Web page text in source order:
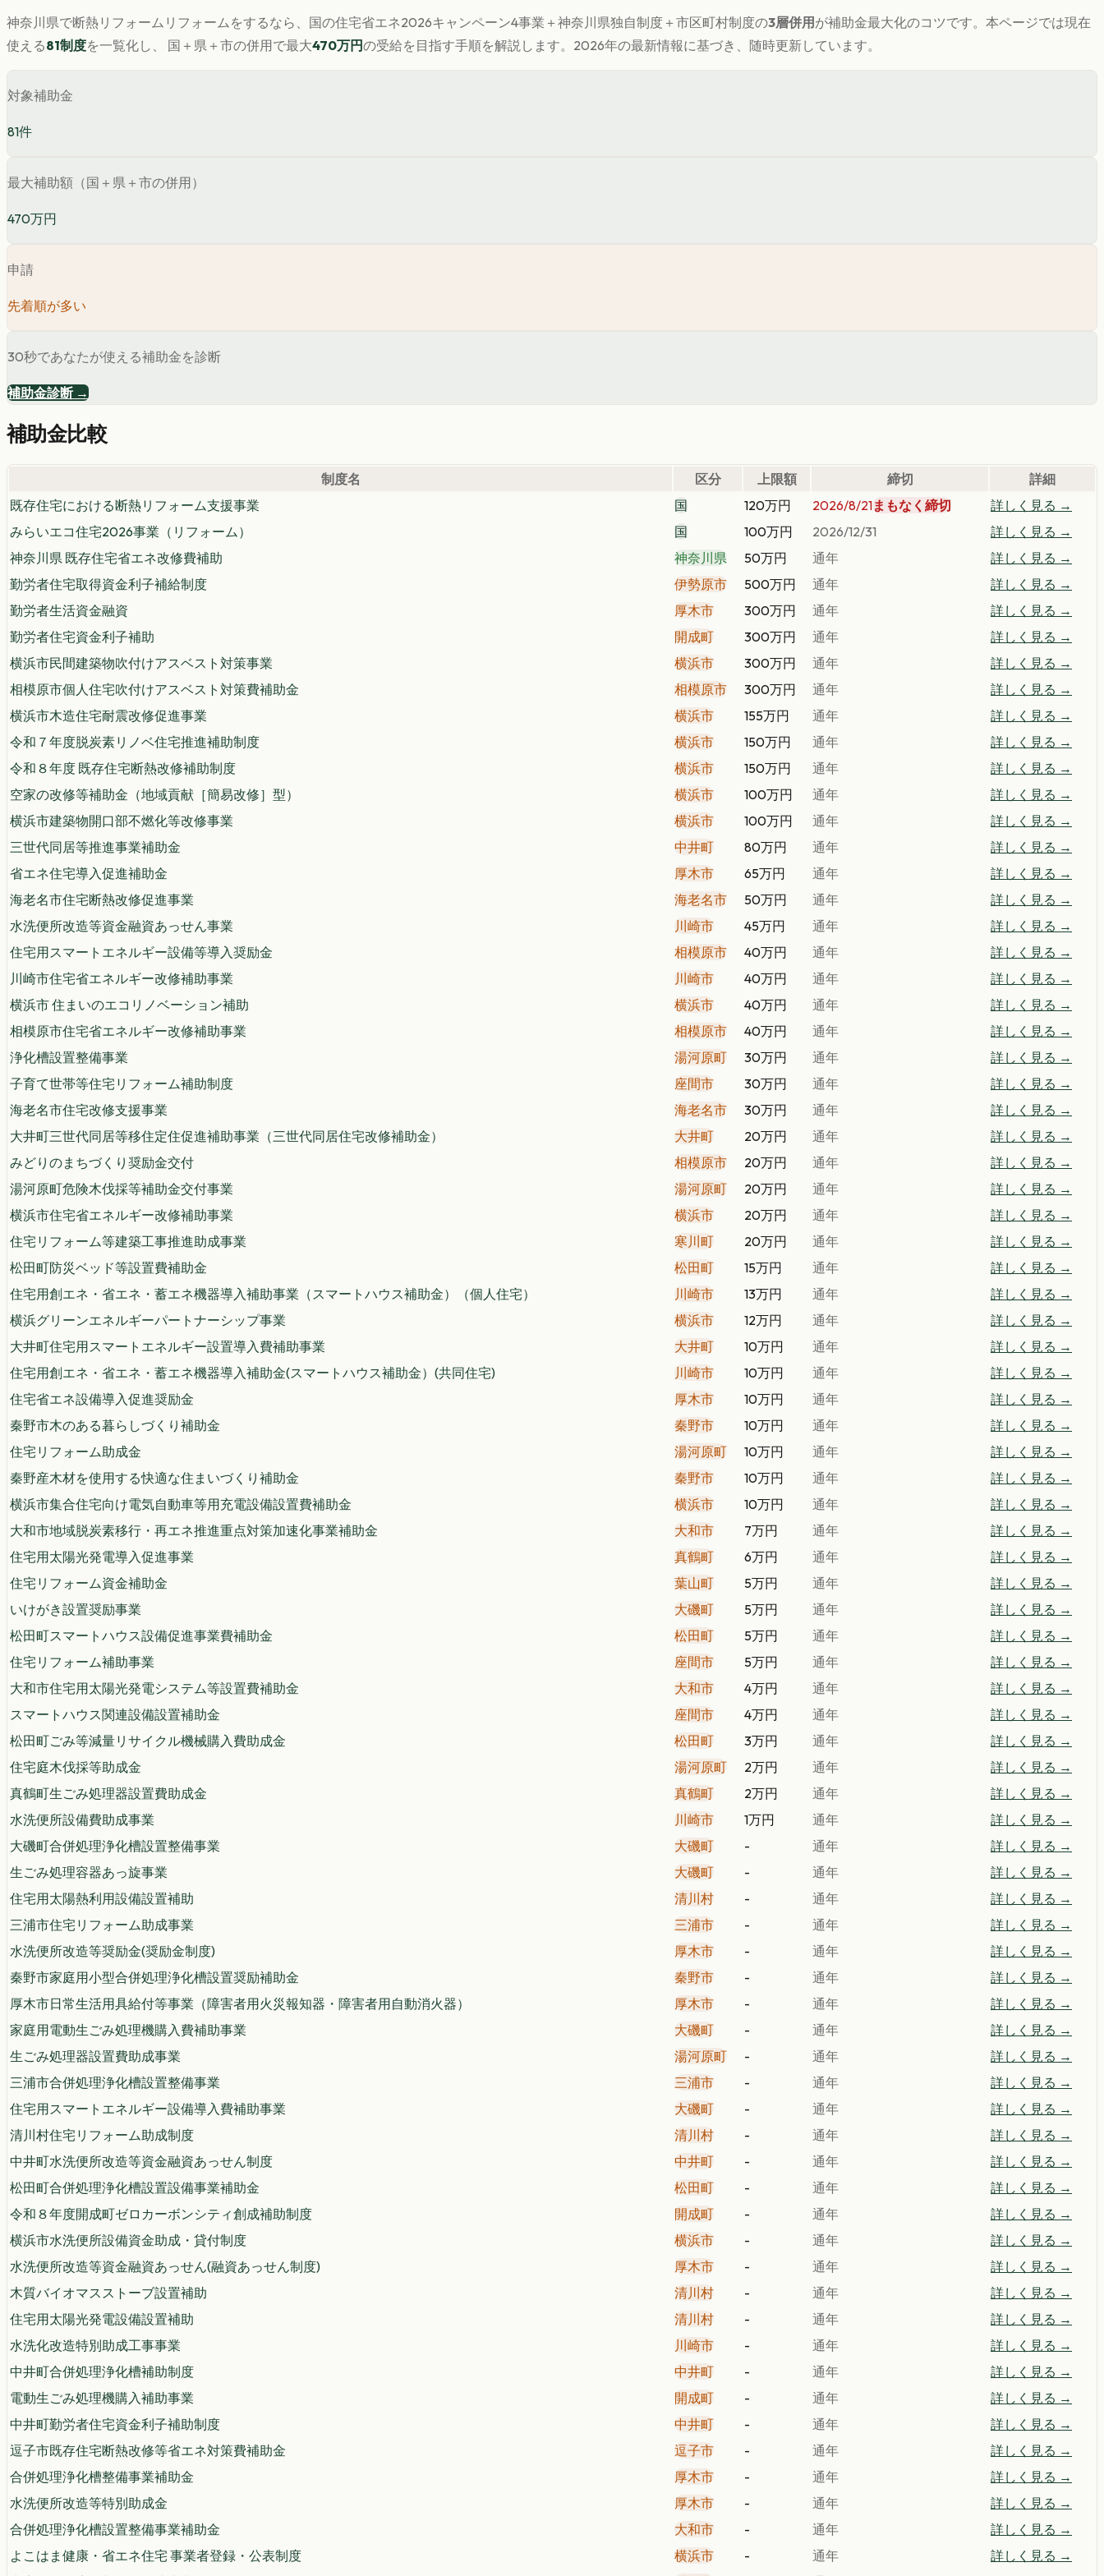
神奈川県で断熱リフォーム リフォームをするなら、国の住宅省エネ2026キャンペーン4事業＋ 神奈川県独自制度＋市区町村制度の3層併用 が補助金最大化のコツです。 本ページでは現在
使える81制度を一覧化し、 国＋県＋市の併用で最大470万円の受給を目指す手順を解説します。 2026年の最新情報に基づき、随時更新しています。
対象補助金
81件
最大補助額（国＋県＋市の併用）
470万円
申請
先着順が多い
30秒であなたが使える補助金を診断
補助金診断 →
補助金比較
制度名 区分 上限額 締切
詳細
既存住宅における断熱リフォーム支援事業
国 120万円 2026/8/21まもなく締切
詳しく見る →
みらいエコ住宅2026事業（リフォーム）
国 100万円 2026/12/31
詳しく見る →
神奈川県 既存住宅省エネ改修費補助
神奈川県 50万円 通年
詳しく見る →
勤労者住宅取得資金利子補給制度
伊勢原市 500万円 通年
詳しく見る →
勤労者生活資金融資
厚木市 300万円 通年
詳しく見る →
勤労者住宅資金利子補助
開成町 300万円 通年
詳しく見る →
横浜市民間建築物吹付けアスベスト対策事業
横浜市 300万円 通年
詳しく見る →
相模原市個人住宅吹付けアスベスト対策費補助金
相模原市 300万円 通年
詳しく見る →
横浜市木造住宅耐震改修促進事業
横浜市 155万円 通年
詳しく見る →
令和７年度脱炭素リノベ住宅推進補助制度
横浜市 150万円 通年
詳しく見る →
令和８年度 既存住宅断熱改修補助制度
横浜市 150万円 通年
詳しく見る →
空家の改修等補助金（地域貢献［簡易改修］型）
横浜市 100万円 通年
詳しく見る →
横浜市建築物開口部不燃化等改修事業
横浜市 100万円 通年
詳しく見る →
三世代同居等推進事業補助金
中井町 80万円 通年
詳しく見る →
省エネ住宅導入促進補助金
厚木市 65万円 通年
詳しく見る →
海老名市住宅断熱改修促進事業
海老名市 50万円 通年
詳しく見る →
水洗便所改造等資金融資あっせん事業
川崎市 45万円 通年
詳しく見る →
住宅用スマートエネルギー設備等導入奨励金
相模原市 40万円 通年
詳しく見る →
川崎市住宅省エネルギー改修補助事業
川崎市 40万円 通年
詳しく見る →
横浜市 住まいのエコリノベーション補助
横浜市 40万円 通年
詳しく見る →
相模原市住宅省エネルギー改修補助事業
相模原市 40万円 通年
詳しく見る →
浄化槽設置整備事業
湯河原町 30万円 通年
詳しく見る →
子育て世帯等住宅リフォーム補助制度
座間市 30万円 通年
詳しく見る →
海老名市住宅改修支援事業
海老名市 30万円 通年
詳しく見る →
大井町三世代同居等移住定住促進補助事業（三世代同居住宅改修補助金）
大井町 20万円 通年
詳しく見る →
みどりのまちづくり奨励金交付
相模原市 20万円 通年
詳しく見る →
湯河原町危険木伐採等補助金交付事業
湯河原町 20万円 通年
詳しく見る →
横浜市住宅省エネルギー改修補助事業
横浜市 20万円 通年
詳しく見る →
住宅リフォーム等建築工事推進助成事業
寒川町 20万円 通年
詳しく見る →
松田町防災ベッド等設置費補助金
松田町 15万円 通年
詳しく見る →
住宅用創エネ・省エネ・蓄エネ機器導入補助事業（スマートハウス補助金）（個人住宅）
川崎市 13万円 通年
詳しく見る →
横浜グリーンエネルギーパートナーシップ事業
横浜市 12万円 通年
詳しく見る →
大井町住宅用スマートエネルギー設置導入費補助事業
大井町 10万円 通年
詳しく見る →
住宅用創エネ・省エネ・蓄エネ機器導入補助金(スマートハウス補助金）(共同住宅)
川崎市 10万円 通年
詳しく見る →
住宅省エネ設備導入促進奨励金
厚木市 10万円 通年
詳しく見る →
秦野市木のある暮らしづくり補助金
秦野市 10万円 通年
詳しく見る →
住宅リフォーム助成金
湯河原町 10万円 通年
詳しく見る →
秦野産木材を使用する快適な住まいづくり補助金
秦野市 10万円 通年
詳しく見る →
横浜市集合住宅向け電気自動車等用充電設備設置費補助金
横浜市 10万円 通年
詳しく見る →
大和市地域脱炭素移行・再エネ推進重点対策加速化事業補助金
大和市 7万円 通年
詳しく見る →
住宅用太陽光発電導入促進事業
真鶴町 6万円 通年
詳しく見る →
住宅リフォーム資金補助金
葉山町 5万円 通年
詳しく見る →
いけがき設置奨励事業
大磯町 5万円 通年
詳しく見る →
松田町スマートハウス設備促進事業費補助金
松田町 5万円 通年
詳しく見る →
住宅リフォーム補助事業
座間市 5万円 通年
詳しく見る →
大和市住宅用太陽光発電システム等設置費補助金
大和市 4万円 通年
詳しく見る →
スマートハウス関連設備設置補助金
座間市 4万円 通年
詳しく見る →
松田町ごみ等減量リサイクル機械購入費助成金
松田町 3万円 通年
詳しく見る →
住宅庭木伐採等助成金
湯河原町 2万円 通年
詳しく見る →
真鶴町生ごみ処理器設置費助成金
真鶴町 2万円 通年
詳しく見る →
水洗便所設備費助成事業
川崎市 1万円 通年
詳しく見る →
大磯町合併処理浄化槽設置整備事業
大磯町 - 通年
詳しく見る →
生ごみ処理容器あっ旋事業
大磯町 - 通年
詳しく見る →
住宅用太陽熱利用設備設置補助
清川村 - 通年
詳しく見る →
三浦市住宅リフォーム助成事業
三浦市 - 通年
詳しく見る →
水洗便所改造等奨励金(奨励金制度)
厚木市 - 通年
詳しく見る →
秦野市家庭用小型合併処理浄化槽設置奨励補助金
秦野市 - 通年
詳しく見る →
厚木市日常生活用具給付等事業（障害者用火災報知器・障害者用自動消火器）
厚木市 - 通年
詳しく見る →
家庭用電動生ごみ処理機購入費補助事業
大磯町 - 通年
詳しく見る →
生ごみ処理器設置費助成事業
湯河原町 - 通年
詳しく見る →
三浦市合併処理浄化槽設置整備事業
三浦市 - 通年
詳しく見る →
住宅用スマートエネルギー設備導入費補助事業
大磯町 - 通年
詳しく見る →
清川村住宅リフォーム助成制度
清川村 - 通年
詳しく見る →
中井町水洗便所改造等資金融資あっせん制度
中井町 - 通年
詳しく見る →
松田町合併処理浄化槽設置設備事業補助金
松田町 - 通年
詳しく見る →
令和８年度開成町ゼロカーボンシティ創成補助制度
開成町 - 通年
詳しく見る →
横浜市水洗便所設備資金助成・貸付制度
横浜市 - 通年
詳しく見る →
水洗便所改造等資金融資あっせん(融資あっせん制度)
厚木市 - 通年
詳しく見る →
木質バイオマスストーブ設置補助
清川村 - 通年
詳しく見る →
住宅用太陽光発電設備設置補助
清川村 - 通年
詳しく見る →
水洗化改造特別助成工事事業
川崎市 - 通年
詳しく見る →
中井町合併処理浄化槽補助制度
中井町 - 通年
詳しく見る →
電動生ごみ処理機購入補助事業
開成町 - 通年
詳しく見る →
中井町勤労者住宅資金利子補助制度
中井町 - 通年
詳しく見る →
逗子市既存住宅断熱改修等省エネ対策費補助金
逗子市 - 通年
詳しく見る →
合併処理浄化槽整備事業補助金
厚木市 - 通年
詳しく見る →
水洗便所改造等特別助成金
厚木市 - 通年
詳しく見る →
合併処理浄化槽設置整備事業補助金
大和市 - 通年
詳しく見る →
よこはま健康・省エネ住宅 事業者登録・公表制度
横浜市 - 通年
詳しく見る →